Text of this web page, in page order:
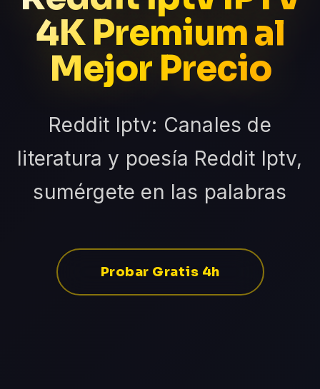
4K Premium al
Mejor Precio
Reddit Iptv: Canales de
literatura y poesía Reddit Iptv,
sumérgete en las palabras
Probar Gratis 4h